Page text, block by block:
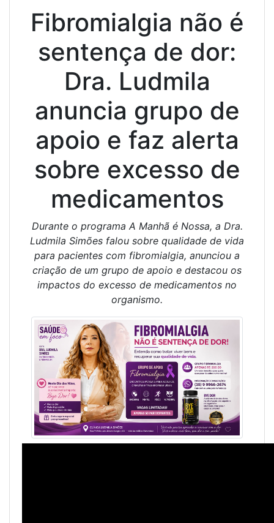
Fibromialgia não é
sentença de dor:
Dra. Ludmila
anuncia grupo de
apoio e faz alerta
sobre excesso de
medicamentos
Durante o programa A Manhã é Nossa, a Dra.
Ludmila Simões falou sobre qualidade de vida
para pacientes com fibromialgia, anunciou a
criação de um grupo de apoio e destacou os
impactos do excesso de medicamentos no
organismo.